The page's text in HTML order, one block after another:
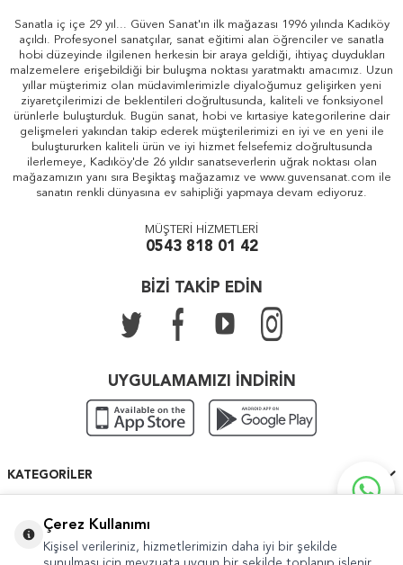
Sanatla iç içe 29 yıl... Güven Sanat'ın ilk mağazası 1996 yılında Kadıköy
açıldı. Profesyonel sanatçılar, sanat eğitimi alan öğrenciler ve sanatla
hobi düzeyinde ilgilenen herkesin bir araya geldiği, ihtiyaç duydukları
malzemelere erişebildiği bir buluşma noktası yaratmaktı amacımız. Uzun
yıllar müşterimiz olan müdavimlerimizle diyaloğumuz gelişirken yeni
ziyaretçilerimizi de beklentileri doğrultusunda, kaliteli ve fonksiyonel
ürünlerle buluşturduk. Bugün sanat, hobi ve kırtasiye kategorilerine dair
gelişmeleri yakından takip ederek müşterilerimizi en iyi ve en yeni ile
buluştururken kaliteli ürün ve iyi hizmet felsefemiz doğrultusunda
ilerlemeye, Kadıköy'de 26 yıldır sanatseverlerin uğrak noktası olan
mağazamızın yanı sıra Beşiktaş mağazamız ve www.guvensanat.com ile
sanatın renkli dünyasına ev sahipliği yapmaya devam ediyoruz.
MÜŞTERİ HİZMETLERİ
0543 818 01 42
BİZİ TAKİP EDİN
UYGULAMAMIZI İNDİRİN
KATEGORILER
HIZLI ERIŞIM
Çerez Kullanımı
Kişisel verileriniz, hizmetlerimizin daha iyi bir şekilde